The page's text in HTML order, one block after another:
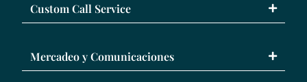
Custom Call Service
Mercadeo y Comunicaciones